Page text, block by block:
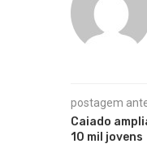
postagem
Caiado
10 mil jovens